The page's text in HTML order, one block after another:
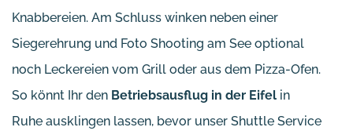
Knabbereien. Am Schluss winken neben einer
Siegerehrung und Foto Shooting am See optional
noch Leckereien vom Grill oder aus dem Pizza-Ofen.
So könnt Ihr den Betriebsausflug in der Eifel in
Ruhe ausklingen lassen, bevor unser Shuttle Service